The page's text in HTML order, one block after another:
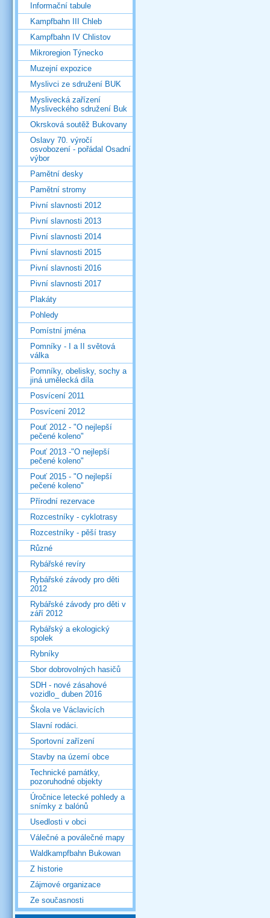
Informační tabule
Kampfbahn III Chleb
Kampfbahn IV Chlistov
Mikroregion Týnecko
Muzejní expozice
Myslivci ze sdružení BUK
Myslivecká zařízení
Mysliveckého sdružení Buk
Okrsková soutěž Bukovany
Oslavy 70. výročí
osvobození - pořádal Osadní
výbor
Pamětní desky
Pamětní stromy
Pivní slavnosti 2012
Pivní slavnosti 2013
Pivní slavnosti 2014
Pivní slavnosti 2015
Pivní slavnosti 2016
Pivní slavnosti 2017
Plakáty
Pohledy
Pomístní jména
Pomníky - I a II světová
válka
Pomníky, obelisky, sochy a
jiná umělecká díla
Posvícení 2011
Posvícení 2012
Pouť 2012 - "O nejlepší
pečené koleno"
Pouť 2013 -"O nejlepší
pečené koleno"
Pouť 2015 - "O nejlepší
pečené koleno"
Přírodní rezervace
Rozcestníky - cyklotrasy
Rozcestníky - pěší trasy
Různé
Rybářské revíry
Rybářské závody pro děti
2012
Rybářské závody pro děti v
září 2012
Rybářský a ekologický
spolek
Rybníky
Sbor dobrovolných hasičů
SDH - nové zásahové
vozidlo_ duben 2016
Škola ve Václavicích
Slavní rodáci.
Sportovní zařízení
Stavby na území obce
Technické památky,
pozoruhodné objekty
Úročnice letecké pohledy a
snímky z balónů
Usedlosti v obci
Válečné a poválečné mapy
Waldkampfbahn Bukowan
Z historie
Zájmové organizace
Ze současnosti